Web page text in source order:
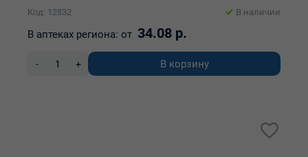
Код: 12832
В наличии
В аптеках региона: от 34.08 р.
- + В корзину